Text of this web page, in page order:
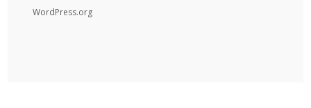
WordPress.org